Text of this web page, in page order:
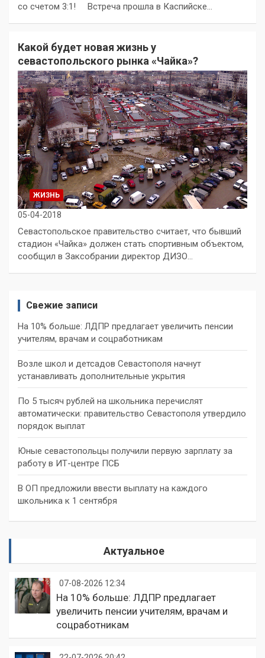
со счетом 3:1! Встреча прошла в Каспийске…
Какой будет новая жизнь у
севастопольского рынка «Чайка»?
ЖИЗНЬ
05-04-2018
Севастопольское правительство считает, что бывший
стадион «Чайка» должен стать спортивным объектом,
сообщил в Заксобрании директор ДИЗО…
Свежие записи
На 10% больше: ЛДПР предлагает увеличить пенсии
учителям, врачам и соцработникам
Возле школ и детсадов Севастополя начнут
устанавливать дополнительные укрытия
По 5 тысяч рублей на школьника перечислят
автоматически: правительство Севастополя утвердило
порядок выплат
Юные севастопольцы получили первую зарплату за
работу в ИТ-центре ПСБ
В ОП предложили ввести выплату на каждого
школьника к 1 сентября
Актуальное
07-08-2026 12:34
На 10% больше: ЛДПР предлагает
увеличить пенсии учителям, врачам и
соцработникам